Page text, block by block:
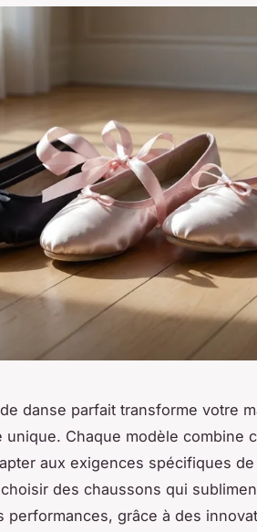
danse parfait transforme votre
unique. Chaque modèle combine
aux exigences spécifiques
des chaussons qui
performances, grâce à des